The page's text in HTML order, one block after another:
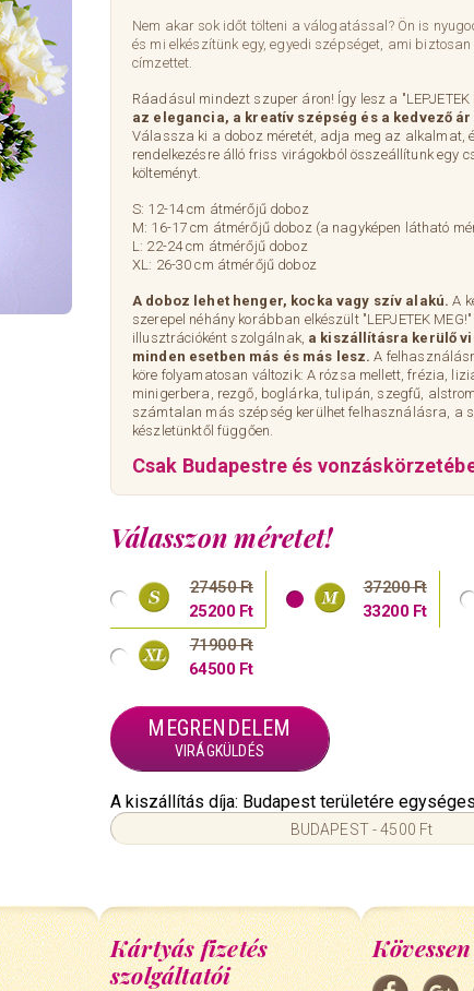
Nem akar sok időt tölteni a válogatással? Ön is
és mi elkészítünk egy, egyedi szépséget, ami
címzettet.
Ráadásul mindezt szuper áron! Így lesz a
az elegancia, a kreatív szépség és a kedvező
Válassza ki a doboz méretét, adja meg az alkalmat,
rendelkezésre álló friss virágokból összeállítunk egy
költeményt.
S: 12-14 cm átmérőjű doboz
M: 16-17 cm átmérőjű doboz (a nagyképen látható
L: 22-24 cm átmérőjű doboz
XL: 26-30 cm átmérőjű doboz
A doboz lehet henger, kocka vagy szív alakú. A
szerepel néhány korábban elkészült "LEPJETEK
illusztrációként szolgálnak, a kiszállításra kerülő
minden esetben más és más lesz. A
köre folyamatosan változik: A rózsa mellett, frézia,
minigerbera, rezgő, boglárka, tulipán, szegfű,
számtalan más szépség kerülhet felhasználásra, a
készletünktől függően.
Csak Budapestre és
Válasszon méretet!
27450 Ft
25200 Ft
37200 Ft
33200 Ft
71900 Ft
64500 Ft
MEGRENDELEM
VIRÁGKÜLDÉS
A kiszállítás díja: Budapest területére
BUDAPEST - 4500 Ft
Kártyás fizetés
szolgáltatói